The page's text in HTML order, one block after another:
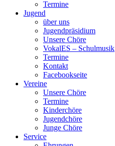
Termine
Jugend
über uns
Jugendpräsidium
Unsere Chöre
VokalES – Schulmusik
Termine
Kontakt
Facebookseite
Vereine
Unsere Chöre
Termine
Kinderchöre
Jugendchöre
Junge Chöre
Service